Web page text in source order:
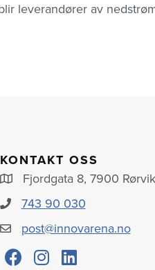
leverandører av
KONTAKT OSS
Fjordgata 8, 7900 Rørvik
743 90 030
post@innovarena.no